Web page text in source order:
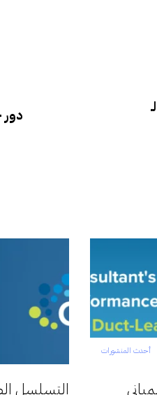
أحدث المنشورات
التسلسل